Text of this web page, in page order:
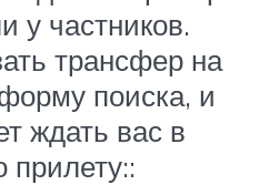
у частников.
трансфер на
поиска, и
ждать вас в
прилету::